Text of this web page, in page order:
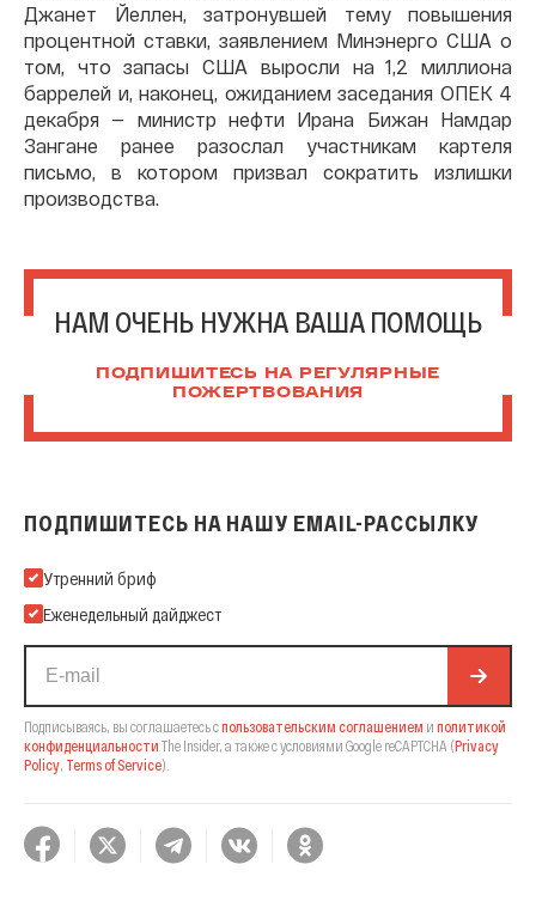
Джанет Йеллен, затронувшей тему повышения
процентной ставки, заявлением Минэнерго США о
том, что запасы США выросли на 1,2 миллиона
баррелей и, наконец, ожиданием заседания ОПЕК 4
декабря — министр нефти Ирана Бижан Намдар
Зангане ранее разослал участникам картеля
письмо, в котором призвал сократить излишки
производства.
НАМ ОЧЕНЬ НУЖНА ВАША ПОМОЩЬ
ПОДПИШИТЕСЬ НА РЕГУЛЯРНЫЕ
ПОЖЕРТВОВАНИЯ
ПОДПИШИТЕСЬ НА НАШУ EMAIL-РАССЫЛКУ
Подпишитесь на нашу Email-рассылку
Утренний бриф
Еженедельный дайджест
Подписываясь, вы соглашаетесь спользовательским соглашением и политикой
конфиденциальности The Insider, а также с условиями Google reCAPTCHA (Privacy
Policy Terms of Service).